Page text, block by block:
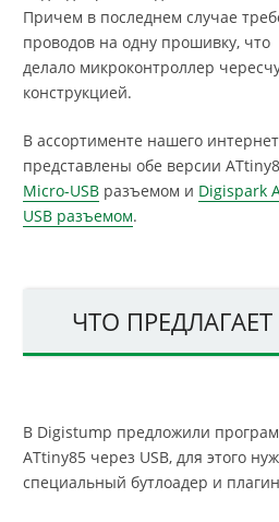
Причем в последнем случае
проводов на одну прошивку, что
делало микроконтроллер
конструкцией.
В ассортименте нашего
представлены обе версии
Micro-USB разъемом и Digispark
USB разъемом.
ЧТО ПРЕДЛАГАЕТ
В Digistump предложили
ATtiny85 через USB, для этого
специальный бутлоадер и